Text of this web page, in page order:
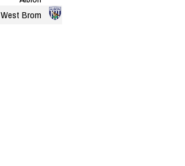
West Brom